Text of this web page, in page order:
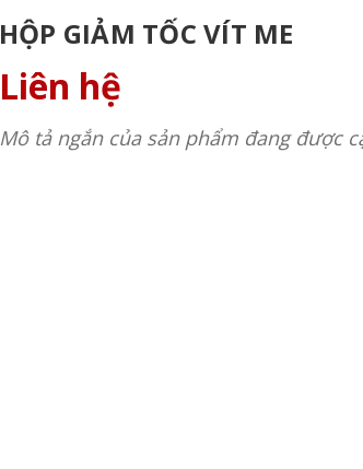
HỘP GIẢM TỐC VÍT ME
Liên hệ
Mô tả ngắn của sản phẩm đang được